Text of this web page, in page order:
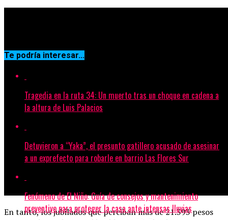
En tanto, los jubilados que perciban más de 21.393 pesos
Te podría interesar...
Tragedia en la ruta 34: Un muerto tras un choque en cadena a
la altura de Luis Palacios
Detuvieron a “Yaka”, el presunto gatillero acusado de asesinar
a un exprefecto para robarle en barrio Las Flores Sur
Fenómeno de El Niño: Guía de consejos y mantenimiento
preventivo para proteger la casa ante intensas lluvias